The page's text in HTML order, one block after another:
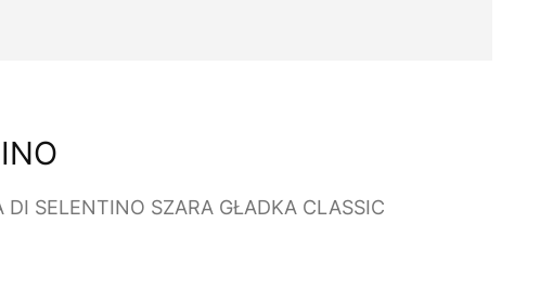
DI SELENTINO SZARA GŁADKA CLASSIC